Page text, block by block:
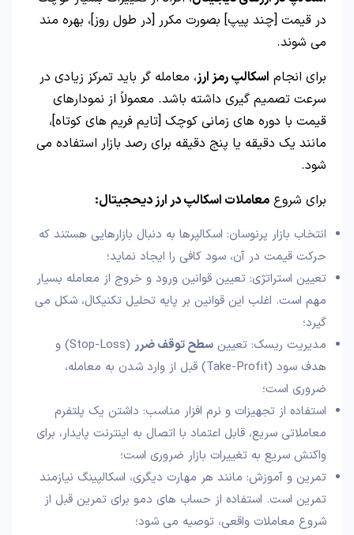
در قیمت [چند پیپ] بصورت مکرر [در طول روز]، بهره مند
می شوند.
برای انجام اسکالپ رمز ارز، معامله گر باید تمرکز زیادی در
سرعت تصمیم گیری داشته باشد. معمولاً از نمودارهای
قیمت با دوره های زمانی کوچک [تایم فریم های کوتاه]،
مانند یک دقیقه یا پنج دقیقه برای رصد بازار استفاده می
شود.
برای شروع معاملات اسکالپ در ارز دیحجیتال:
انتخاب بازار پرنوسان: اسکالپرها به دنبال بازارهایی هستند که
حرکت قیمت در آن، سود کافی را ایجاد نماید؛
تعیین استراتژی: تعیین قوانین ورود و خروج از معامله بسیار
مهم است. اغلب این قوانین بر پایه تحلیل تکنیکال، شکل می
گیرد؛
مدیریت ریسک: تعیین سطح توقف ضرر
(Stop-Loss) و
هدف سود (Take-Profit) قبل از وارد شدن به معامله،
ضروری است؛
استفاده از تجهیزات و نرم افزار مناسب: داشتن یک پلتفرم
معاملاتی سریع، قابل اعتماد با اتصال به اینترنت پایدار، برای
واکنش سریع به تغییرات بازار ضروری است؛
تمرین و آموزش: مانند هر مهارت دیگری، اسکالپینگ نیازمند
تمرین است. استفاده از حساب های دمو برای تمرین قبل از
شروع معاملات واقعی، توصیه می شود؛